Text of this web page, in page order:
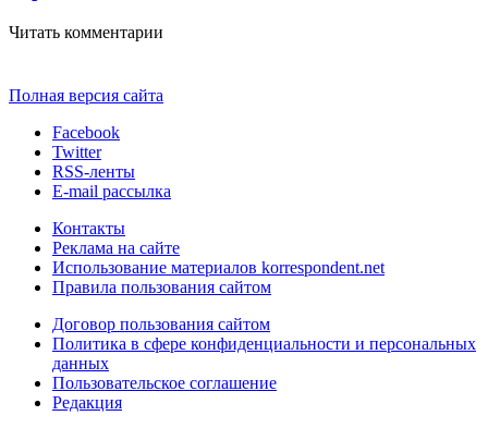
Читать комментарии
Полная версия сайта
Facebook
Twitter
RSS-ленты
E-mail рассылка
Контакты
Реклама на сайте
Использование материалов korrespondent.net
Правила пользования сайтом
Договор пользования сайтом
Политика в сфере конфиденциальности и персональных
данных
Пользовательское соглашение
Редакция